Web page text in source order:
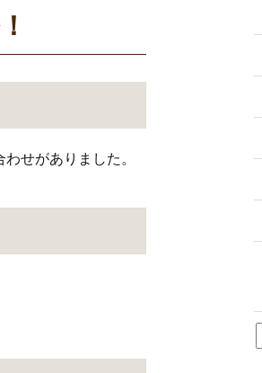
せがありました。